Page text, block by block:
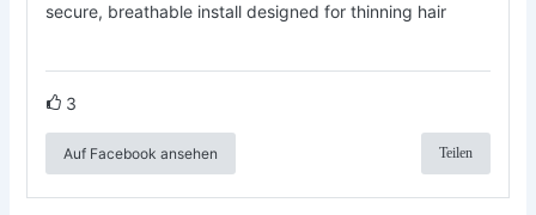
secure, breathable install designed for thinning hair
3
Auf Facebook ansehen Teilen